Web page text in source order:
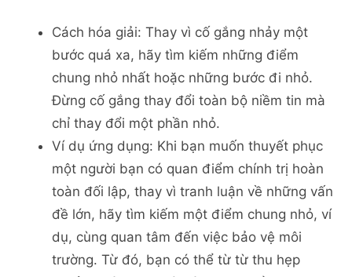
Cách hóa giải: Thay vì cố gắng nhảy một
bước quá xa, hãy tìm kiếm những điểm
chung nhỏ nhất hoặc những bước đi nhỏ.
Đừng cố gắng thay đổi toàn bộ niềm tin mà
chỉ thay đổi một phần nhỏ.
Ví dụ ứng dụng: Khi bạn muốn thuyết phục
một người bạn có quan điểm chính trị hoàn
toàn đối lập, thay vì tranh luận về những vấn
đề lớn, hãy tìm kiếm một điểm chung nhỏ, ví
dụ, cùng quan tâm đến việc bảo vệ môi
trường. Từ đó, bạn có thể từ từ thu hẹp